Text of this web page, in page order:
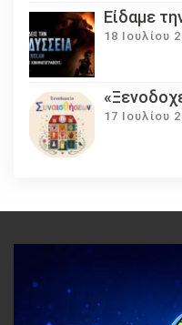
Eίδαμε
18 Ιουλίου
17 Ιουλίου